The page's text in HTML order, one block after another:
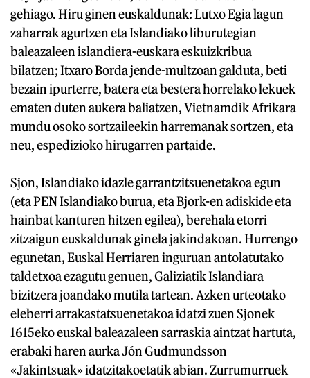
gehiago. Hiru ginen euskaldunak: Lutxo Egia lagun
zaharrak agurtzen eta Islandiako liburutegian
baleazaleen islandiera-euskara eskuizkribua
bilatzen; Itxaro Borda jende-multzoan galduta, beti
bezain ipurterre, batera eta bestera horrelako lekuek
ematen duten aukera baliatzen, Vietnamdik Afrikara
mundu osoko sortzaileekin harremanak sortzen, eta
neu, espedizioko hirugarren partaide.
Sjon, Islandiako idazle garrantzitsuenetakoa egun
(eta PEN Islandiako burua, eta Bjork-en adiskide eta
hainbat kanturen hitzen egilea), berehala etorri
zitzaigun euskaldunak ginela jakindakoan. Hurrengo
egunetan, Euskal Herriaren inguruan antolatutako
taldetxoa ezagutu genuen, Galiziatik Islandiara
bizitzera joandako mutila tartean. Azken urteotako
eleberri arrakastatsuenetakoa idatzi zuen Sjonek
1615eko euskal baleazaleen sarraskia aintzat hartuta,
erabaki haren aurka Jón Gudmundsson
«Jakintsuak» idatzitakoetatik abian. Zurrumurruek